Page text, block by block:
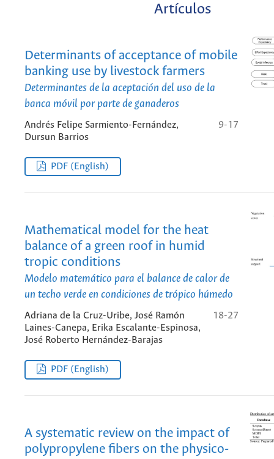
Artículos
Determinants of acceptance of mobile
banking use by livestock farmers
Determinantes de la aceptación del uso de la
banca móvil por parte de ganaderos
Andrés Felipe Sarmiento-Fernández,
Dursun Barrios
9-17
PDF (English)
Mathematical model for the heat
balance of a green roof in humid
tropic conditions
Modelo matemático para el balance de calor de
un techo verde en condiciones de trópico húmedo
Adriana de la Cruz-Uribe, José Ramón
Laines-Canepa, Erika Escalante-Espinosa,
José Roberto Hernández-Barajas
18-27
PDF (English)
A systematic review on the impact of
polypropylene fibers on the physico-